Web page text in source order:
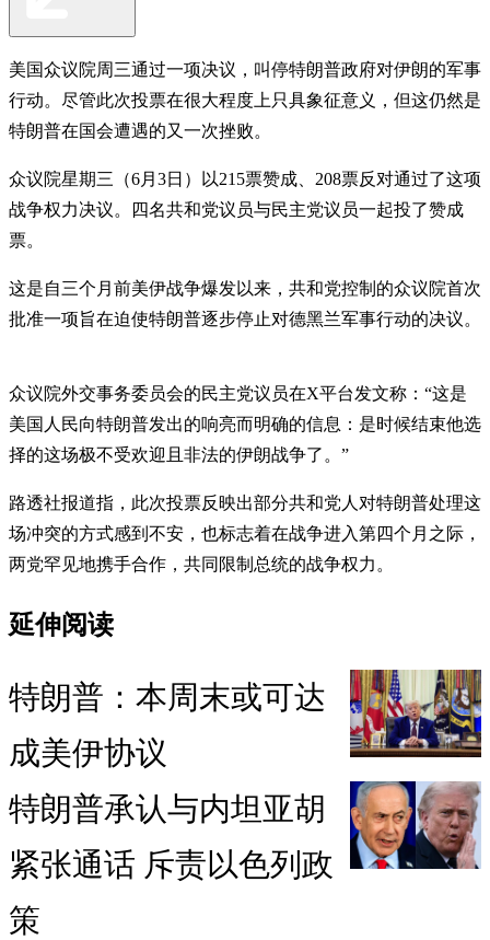
美国众议院周三通过一项决议，叫停特朗普政府对伊朗的军事
行动。尽管此次投票在很大程度上只具象征意义，但这仍然是
特朗普在国会遭遇的又一次挫败。
众议院星期三（6月3日）以215票赞成、208票反对通过了这项
战争权力决议。四名共和党议员与民主党议员一起投了赞成
票。
这是自三个月前美伊战争爆发以来，共和党控制的众议院首次
批准一项旨在迫使特朗普逐步停止对德黑兰军事行动的决议。
众议院外交事务委员会的民主党议员在X平台发文称：“这是
美国人民向特朗普发出的响亮而明确的信息：是时候结束他选
择的这场极不受欢迎且非法的伊朗战争了。”
路透社报道指，此次投票反映出部分共和党人对特朗普处理这
场冲突的方式感到不安，也标志着在战争进入第四个月之际，
两党罕见地携手合作，共同限制总统的战争权力。
延伸阅读
特朗普：本周末或可达
成美伊协议
特朗普承认与内坦亚胡
紧张通话 斥责以色列政
策